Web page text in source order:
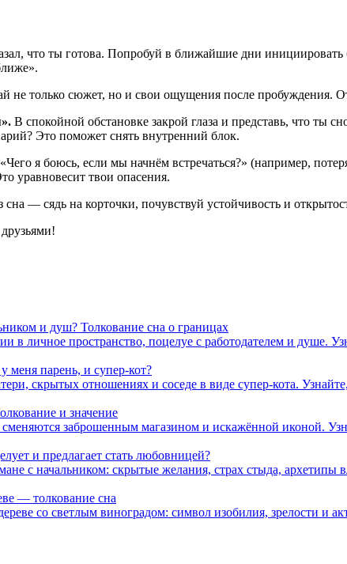
что ты готова. Попробуй в ближайшие дни
не только сюжет, но и свои ощущения после пробуждения.
В спокойной обстановке закрой глаза и представь, что ты
Это поможет снять внутренний блок.
я боюсь, если мы начнём встречаться?» (например,
уравновесит твои опасения.
— сядь на корточки, почувствуй устойчивость и
и душ? Толкование сна о границах
в личное пространство, поцелуе с работодателем и душе.
меня парень, и супер-кот?
скрытых отношениях и соседе в виде супер-кота.
и значение
заброшенным магазином и искажённой иконой.
и предлагает стать любовницей?
с начальником: скрытые желания, страх стыда, архетипы
— толкование сна
со светлым виноградом: символ изобилия, зрелости и